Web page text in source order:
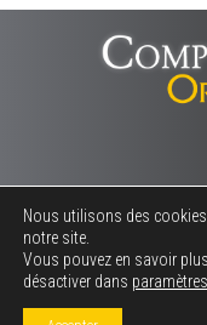
18
Nous utilisons des
notre site.
Vous pouvez en savoir
désactiver dans paramètres